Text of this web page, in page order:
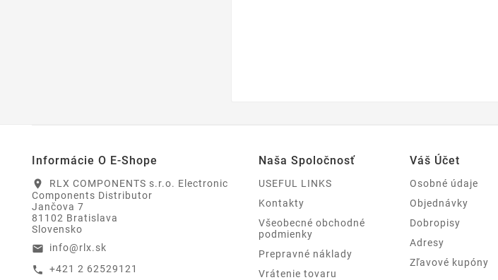
Informácie O E-Shope
location_on
RLX COMPONENTS s.r.o. Electronic
Components Distributor
Jančova 7
81102 Bratislava
Slovensko
email info@rlx.sk
call +421 2 62529121
Naša Spoločnosť
USEFUL LINKS
Kontakty
Všeobecné obchodné
podmienky
Prepravné náklady
Vrátenie tovaru
Váš Účet
Osobné údaje
Objednávky
Dobropisy
Adresy
Zľavové kupóny